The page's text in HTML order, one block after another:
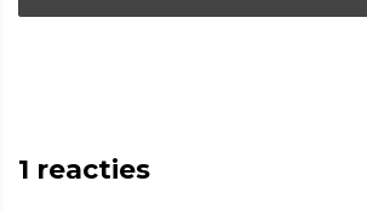
1 reacties